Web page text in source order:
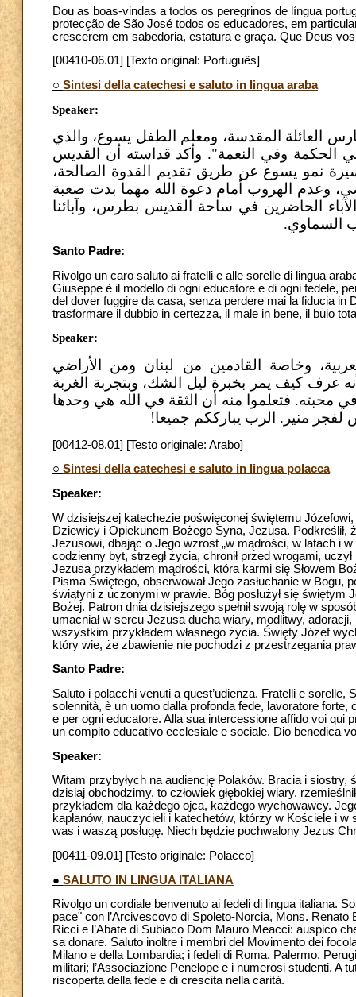
Dou as boas-vindas a todos os peregrinos de língua
protecção de São José todos os educadores, em
crescerem em sabedoria, estatura e graça. Que Deus
[00410-06.01] [Texto original: Português]
○ Sintesi della catechesi e saluto in lingua araba
Speaker:
العائلة المقدسة، ومعلم الطفل يسوع، والذي
الحكمة وفي النعمة". وأكد قداسته أن القديس
نمو يسوع عن طريق تقديم القدوة الصالحة،
وعدم الهروب أمام دعوة الله مهما بدت صعبة
الحاضرين في ساحة القديس بطرس، وآبائنا
السماوي.
Santo Padre:
Rivolgo un caro saluto ai fratelli e alle sorelle di lingua
Giuseppe è il modello di ogni educatore e di ogni fedele,
del dover fuggire da casa, senza perdere mai la fiducia in
trasformare il dubbio in certezza, il male in bene, il buio
Speaker:
وخاصة القادمين من لبنان ومن الأراضي
كيف يمر بخبرة ليل الشك، وبتجربة الغربة
محبته. فتعلموا منه أن الثقة في الله هي وحدها
لفجر منير. الرب يبارككم جميعا!
[00412-08.01] [Testo originale: Arabo]
○ Sintesi della catechesi e saluto in lingua polacca
Speaker:
W dzisiejszej katechezie poświęconej świętemu
Dziewicy i Opiekunem Bożego Syna, Jezusa.
Jezusowi, dbając o Jego wzrost „w mądrości, w latach i
codzienny byt, strzegł życia, chronił przed wrogami,
Jezusa przykładem mądrości, która karmi się Słowem
Pisma Świętego, obserwował Jego zasłuchanie w Bogu,
świątyni z uczonymi w prawie. Bóg posłużył się świętym
Bożej. Patron dnia dzisiejszego spełnił swoją rolę w
umacniał w sercu Jezusa ducha wiary, modlitwy,
wszystkim przykładem własnego życia. Święty Józef
który wie, że zbawienie nie pochodzi z przestrzegania
Santo Padre:
Saluto i polacchi venuti a quest’udienza. Fratelli e
solennità, è un uomo dalla profonda fede, lavoratore
e per ogni educatore. Alla sua intercessione affido voi qui
un compito educativo ecclesiale e sociale. Dio benedica
Speaker:
Witam przybyłych na audiencję Polaków. Bracia i
dzisiaj obchodzimy, to człowiek głębokiej wiary,
przykładem dla każdego ojca, każdego wychowawcy.
kapłanów, nauczycieli i katechetów, którzy w Kościele i
was i waszą posługę. Niech będzie pochwalony Jezus
[00411-09.01] [Testo originale: Polacco]
● SALUTO IN LINGUA ITALIANA
Rivolgo un cordiale benvenuto ai fedeli di lingua italiana.
pace" con l’Arcivescovo di Spoleto-Norcia, Mons.
Ricci e l’Abate di Subiaco Dom Mauro Meacci: auspico
sa donare. Saluto inoltre i membri del Movimento dei
Milano e della Lombardia; i fedeli di Roma, Palermo,
militari; l’Associazione Penelope e i numerosi studenti. A
riscoperta della fede e di crescita nella carità.